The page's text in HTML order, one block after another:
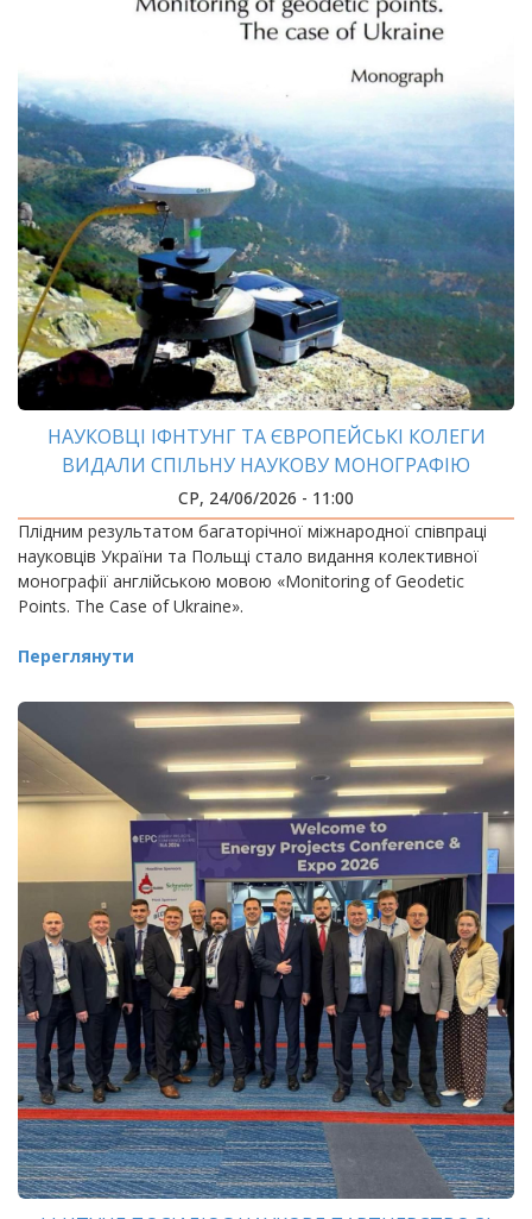
НАУКОВЦІ ІФНТУНГ ТА ЄВРОПЕЙСЬКІ КОЛЕГИ
ВИДАЛИ СПІЛЬНУ НАУКОВУ МОНОГРАФІЮ
СР, 24/06/2026 - 11:00
Плідним результатом багаторічної міжнародної співпраці
науковців України та Польщі стало видання колективної
монографії англійською мовою «Monitoring of Geodetic
Points. The Case of Ukraine».
Переглянути